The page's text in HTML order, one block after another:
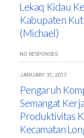
Lekaq Kidau
Kabupaten
(Michael)
NO RESPONSES
JANUARY 31, 2017
Pengaruh
Semangat
Produktivitas
Kecamatan